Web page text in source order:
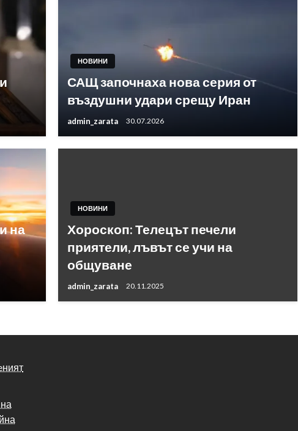
НОВИНИ
САЩ започнаха нова серия от
въздушни удари срещу Иран
admin_zarata 30.07.2026
на
НОВИНИ
Хороскоп: Телецът печели
приятели, лъвът се учи на
общуване
admin_zarata 20.11.2025